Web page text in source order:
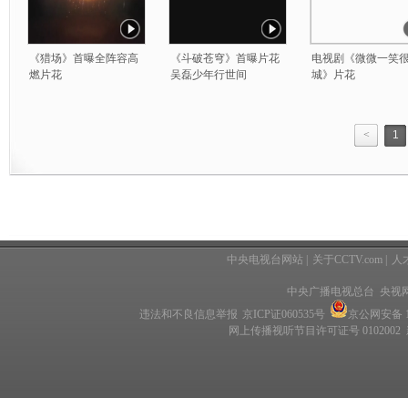
《猎场》首曝全阵容高
燃片花
《斗破苍穹》首曝片花
吴磊少年行世间
电视剧《微微一笑
城》片花
< 1
中央电视台网站 关于CCTV.com 人
中央广播电视总台 央视
违法和不良信息举报 京ICP证060535号
京公网安备
网上传播视听节目许可证号 0102002